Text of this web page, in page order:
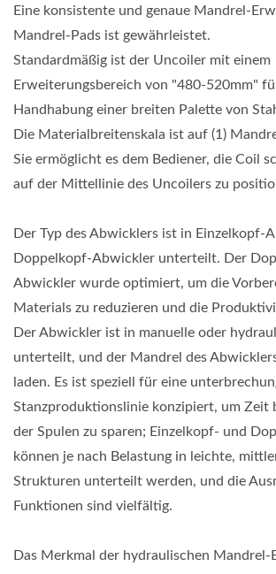
Eine konsistente und genaue Mandrel-
Mandrel-Pads ist gewährleistet.
Standardmäßig ist der Uncoiler mit einem
Erweiterungsbereich von "480-520mm"
Handhabung einer breiten Palette von
Die Materialbreitenskala ist auf (1)
Sie ermöglicht es dem Bediener, die Coil
auf der Mittellinie des Uncoilers zu
Der Typ des Abwicklers ist in Einzelkopf-
Doppelkopf-Abwickler unterteilt. Der
Abwickler wurde optimiert, um die
Materials zu reduzieren und die
Der Abwickler ist in manuelle oder
unterteilt, und der Mandrel des
laden. Es ist speziell für eine
Stanzproduktionslinie konzipiert, um Zeit
der Spulen zu sparen; Einzelkopf- und
können je nach Belastung in leichte,
Strukturen unterteilt werden, und die
Funktionen sind vielfältig.
Das Merkmal der hydraulischen Mandrel-